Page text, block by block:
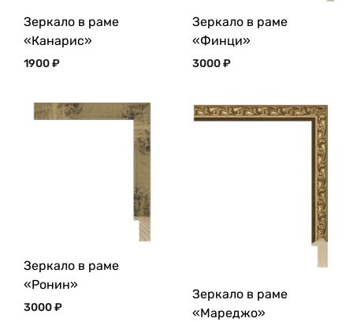
Зеркало в раме
«Канарис»
1900₽
Зеркало в раме
«Финци»
3000₽
Зеркало в раме
«Ронин»
3000₽
Зеркало в раме
«Мареджо»